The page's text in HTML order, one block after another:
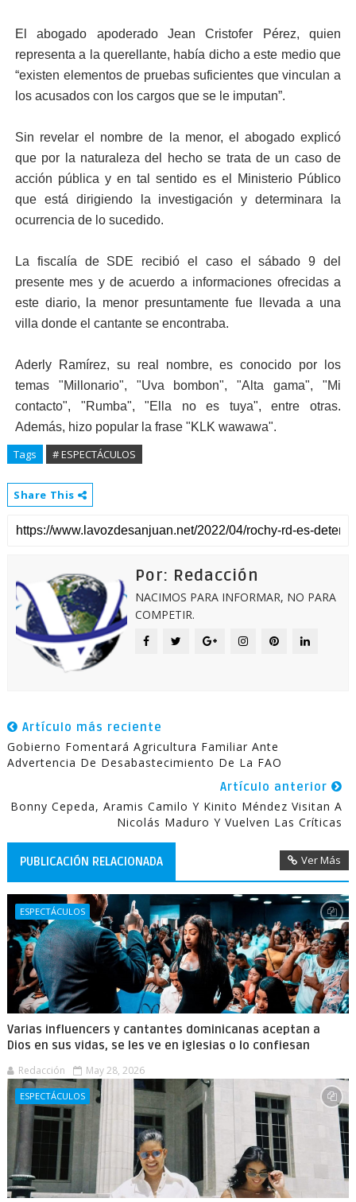
El abogado apoderado Jean Cristofer Pérez, quien
representa a la querellante, había dicho a este medio que
“existen elementos de pruebas suficientes que vinculan a
los acusados con los cargos que se le imputan”.
Sin revelar el nombre de la menor, el abogado explicó
que por la naturaleza del hecho se trata de un caso de
acción pública y en tal sentido es el Ministerio Público
que está dirigiendo la investigación y determinara la
ocurrencia de lo sucedido.
La fiscalía de SDE recibió el caso el sábado 9 del
presente mes y de acuerdo a informaciones ofrecidas a
este diario, la menor presuntamente fue llevada a una
villa donde el cantante se encontraba.
Aderly Ramírez, su real nombre, es conocido por los
temas "Millonario", "Uva bombon", "Alta gama", "Mi
contacto", "Rumba", "Ella no es tuya", entre otras.
Además, hizo popular la frase "KLK wawawa".
Tags # ESPECTÁCULOS
Share This
Por: Redacción
NACIMOS PARA INFORMAR, NO PARA
COMPETIR.
Artículo más reciente
Gobierno Fomentará Agricultura Familiar Ante
Advertencia De Desabastecimiento De La FAO
Artículo anterior
Bonny Cepeda, Aramis Camilo Y Kinito Méndez Visitan A
Nicolás Maduro Y Vuelven Las Críticas
PUBLICACIÓN RELACIONADA Ver Más
ESPECTÁCULOS
Varias influencers y cantantes dominicanas aceptan a
Dios en sus vidas, se les ve en iglesias o lo confiesan
Redacción May 28, 2026
ESPECTÁCULOS